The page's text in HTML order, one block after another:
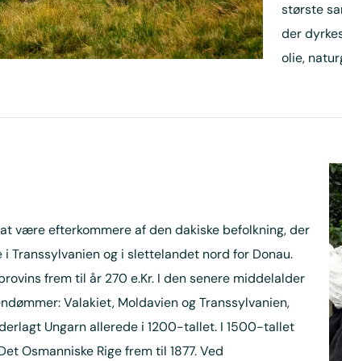
største
der
olie,
være efterkommere af den dakiske befolkning, der
Transsylvanien og i slettelandet nord for Donau.
frem til år 270 e.Kr. I den senere middelalder
Valakiet, Moldavien og Transsylvanien,
Ungarn allerede i 1200-tallet. I 1500-tallet
Osmanniske Rige frem til 1877. Ved